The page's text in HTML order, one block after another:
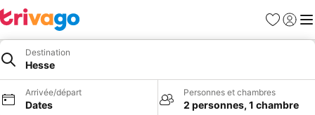
Favoris
Se
Destination
Hesse
Arrivée/départ
Dates
Personnes et chambres
2 personnes, 1 chambre